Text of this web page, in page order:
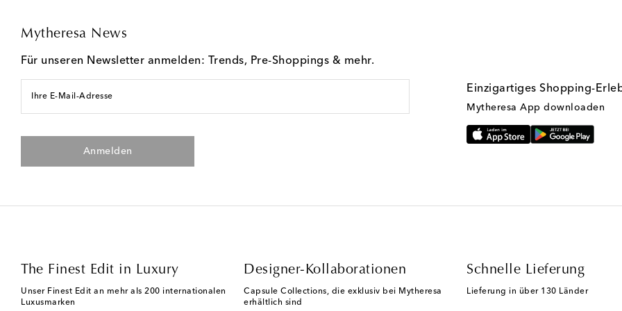
Mytheresa News
Für unseren Newsletter anmelden: Trends, Pre-Shoppings & mehr.
Ihre E-Mail-Adresse
Anmelden
Einzigartiges Shopping-
Mytheresa App downloaden
The Finest Edit in Luxury
Unser Finest Edit an mehr als 200 internationalen
Luxusmarken
Designer-Kollaborationen
Capsule Collections, die exklusiv bei Mytheresa
erhältlich sind
Schnelle Lieferung
Lieferung in über 130 Länder